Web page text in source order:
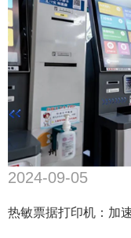
2024-09-05
热敏票据打印机：加